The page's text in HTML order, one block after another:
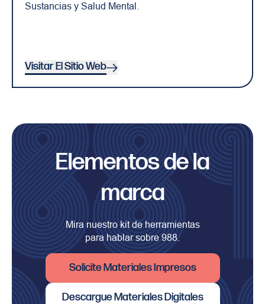
Sustancias y Salud Mental.
Visitar El Sitio Web
Elementos de la
marca
Mira nuestro kit de herramientas
para hablar sobre 988.
Solicite Materiales Impresos
Descargue Materiales Digitales